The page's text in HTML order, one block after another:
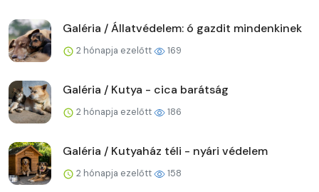
Galéria / Állatvédelem: ó gazdit mindenkinek
2 hónapja ezelőtt 169
Galéria / Kutya - cica barátság
2 hónapja ezelőtt 186
Galéria / Kutyaház téli - nyári védelem
2 hónapja ezelőtt 158